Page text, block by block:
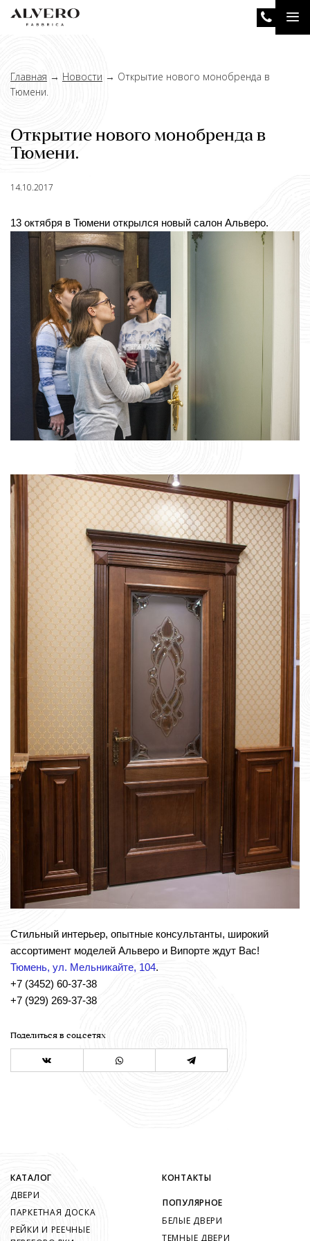
Перейти
Главная → Новости → Открытие нового монобренда в
Тюмени.
Открытие нового монобренда в
Тюмени.
14.10.2017
13 октября в Тюмени открылся новый салон Альверо.
Стильный интерьер, опытные консультанты, широкий
ассортимент моделей Альверо и Випорте ждут Вас!
Тюмень, ул. Мельникайте, 104.
+7 (3452) 60-37-38
+7 (929) 269-37-38
Поделиться в соц.сетях
КАТАЛОГ
ДВЕРИ
ПАРКЕТНАЯ ДОСКА
РЕЙКИ И РЕЕЧНЫЕ
КОНТАКТЫ
ПОПУЛЯРНОЕ
БЕЛЫЕ ДВЕРИ
ТЕМНЫЕ ДВЕРИ